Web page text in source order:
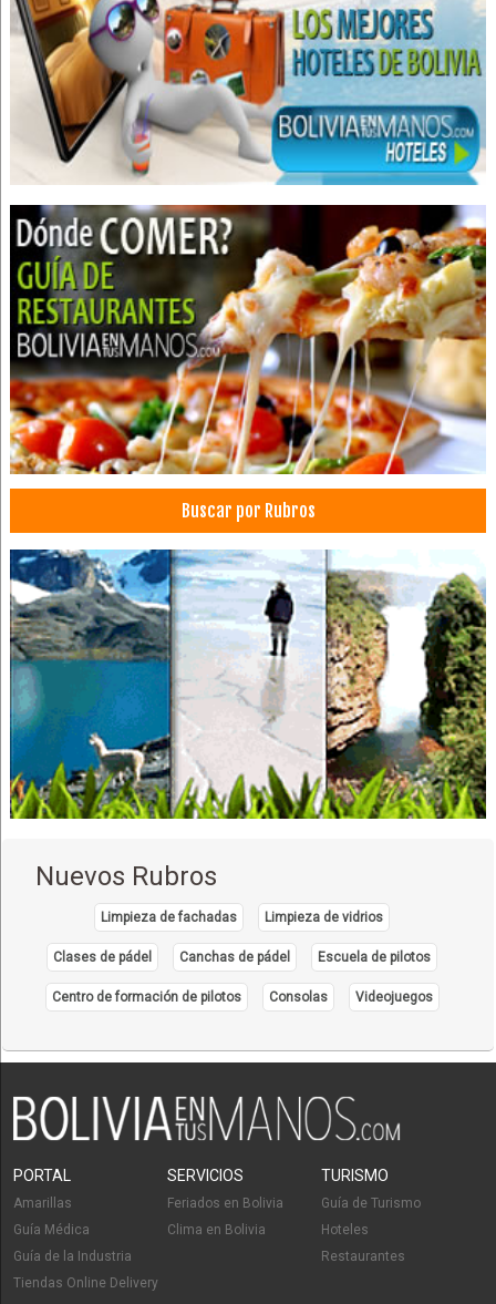
Estructuras Metálicas
Montajes Industriales
Metal mecánica
Naves industriales
Prensas hidráulicas
Pintura industrial
Plantas de tratamiento de agua
Puentes grúa
Soldadura
Soldadura: Maquinaria, Equipos
Tanques de almacenamiento
Maquinaria Industrial
Carga Aérea
Transporte de carga aérea
Consultorio Dental
Odontología Estética
Ortodoncia
Médicos Odontólogos
Buscar por Rubros
Nuevos Rubros
Limpieza de fachadas Limpieza de vidrios
Clases de pádel Canchas de pádel Escuela de pilotos
Centro de formación de pilotos Consolas Videojuegos
PORTAL
Amarillas
Guía Médica
Guía de la Industria
Tiendas Online Delivery
SERVICIOS
Feriados en Bolivia
Clima en Bolivia
TURISMO
Guía de Turismo
Hoteles
Restaurantes